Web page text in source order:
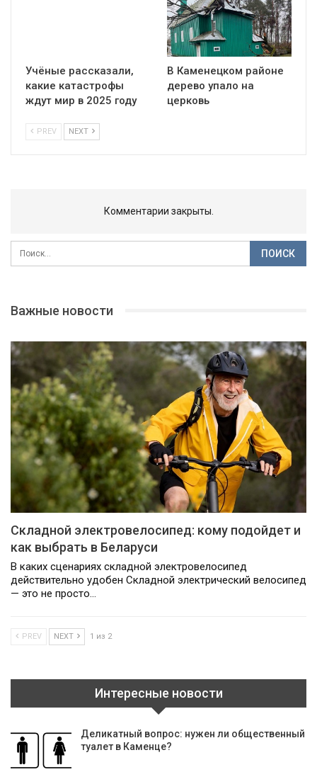
Учёные рассказали,
какие катастрофы
ждут мир в 2025 году
В Каменецком районе
дерево упало на
церковь
PREV NEXT
Комментарии закрыты.
Важные новости
Складной электровелосипед: кому подойдет и
как выбрать в Беларуси
В каких сценариях складной электровелосипед
действительно удобен Складной электрический велосипед
— это не просто…
PREV NEXT 1 из 2
Интересные новости
Деликатный вопрос: нужен ли общественный
туалет в Каменце?